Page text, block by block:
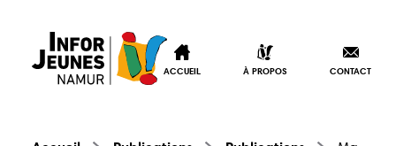
ACCUEIL À PROPOS CONTACT